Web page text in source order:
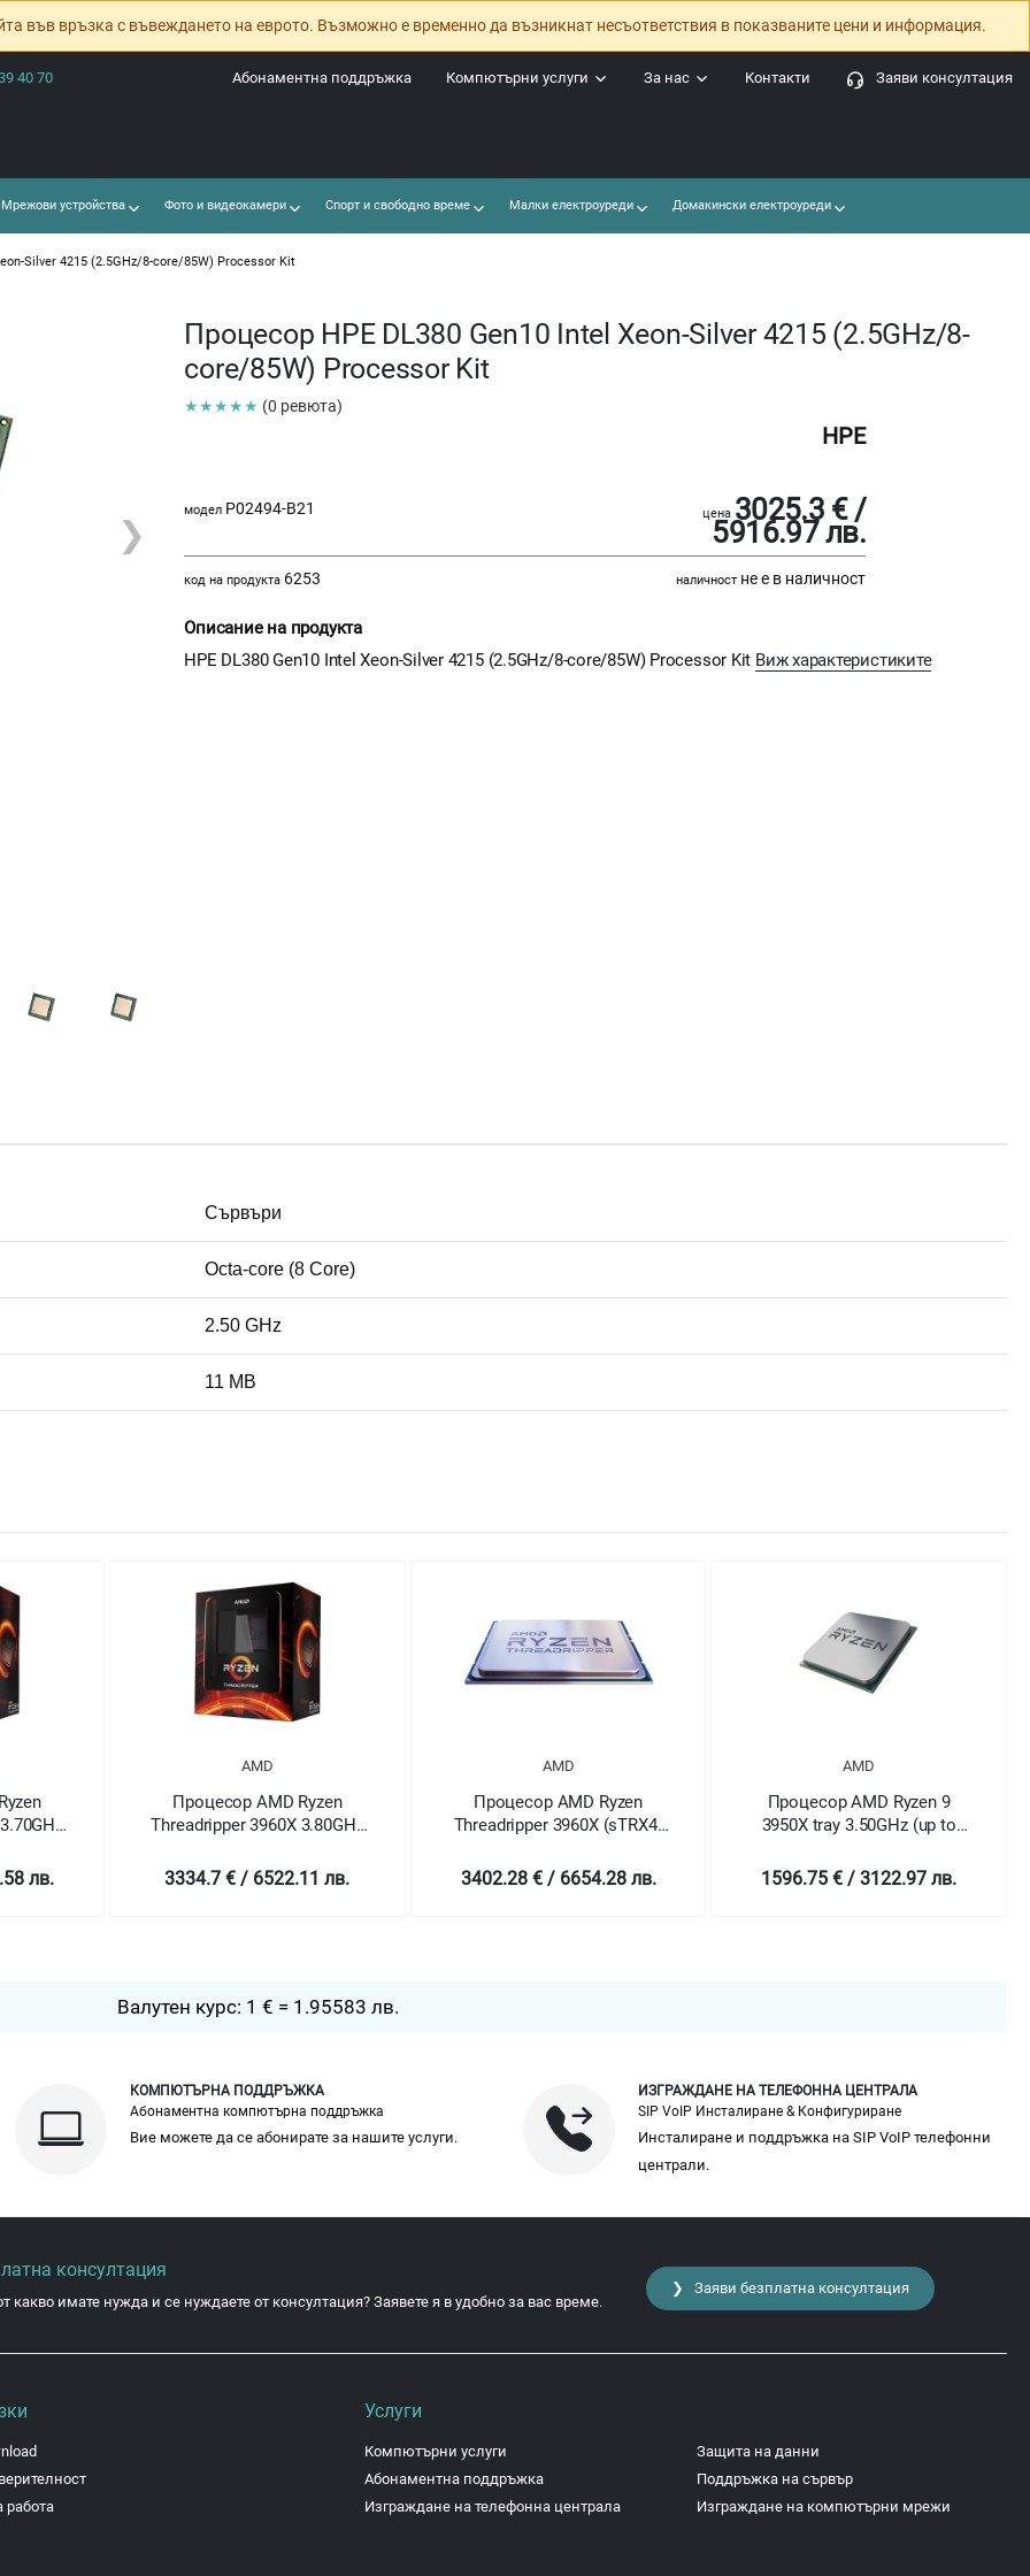
във връзка с въвеждането на еврото. Възможно е временно да възникнат несъответствия в показваните цени и информация.
40 70 Заяви консултация
Контакти
За нас
Компютърни услуги
Абонаментна поддръжка
устройства Фото и видеокамери Спорт и свободно време Малки електроуреди Домакински електроуреди
Silver 4215 (2.5GHz/8-core/85W) Processor Kit
❯
Процесор HPE DL380 Gen10 Intel Xeon-Silver 4215 (2.5GHz/8-
core/85W) Processor Kit
★★★★★ (0 ревюта)
HPE
модел P02494-B21 цена 3025.3 € /
5916.97 лв.
код на продукта 6253 наличност не е в наличност
Описание на продукта
HPE DL380 Gen10 Intel Xeon-Silver 4215 (2.5GHz/8-core/85W) Processor Kit Виж характеристиките
Сървъри
Octa-core (8 Core)
2.50 GHz
11 MB
Процесор AMD Ryzen
Threadripper 3960X 3.80GHz
3334.7 € / 6522.11 лв.
Процесор AMD Ryzen
Threadripper 3960X (sTRX4)
3402.28 € / 6654.28 лв.
Процесор AMD Ryzen 9
3950X tray 3.50GHz (up to
1596.75 € / 3122.97 лв.
Валутен курс: 1 € = 1.95583 лв.
КОМПЮТЪРНА ПОДДРЪЖКА
Абонаментна компютърна поддръжка
Вие можете да се абонирате за нашите услуги.
ИЗГРАЖДАНЕ НА ТЕЛЕФОННА ЦЕНТРАЛА
SIP VoIP Инсталиране & Конфигуриране
Инсталиране и поддръжка на SIP VoIP телефонни
централи.
консултация
какво имате нужда и се нуждаете от консултация? Заявете я в удобно за вас време.
❯ Заяви безплатна консултация
работа
Услуги
Компютърни услуги
Абонаментна поддръжка
Изграждане на телефонна централа
Защита на данни
Поддръжка на сървър
Изграждане на компютърни мрежи